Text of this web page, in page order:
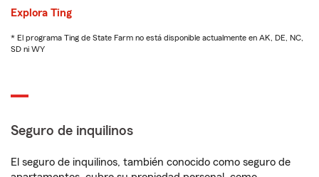
Explora Ting
* El programa Ting de State Farm no está disponible actualmente en AK, DE, NC,
SD ni WY
Seguro de inquilinos
El seguro de inquilinos, también conocido como seguro de